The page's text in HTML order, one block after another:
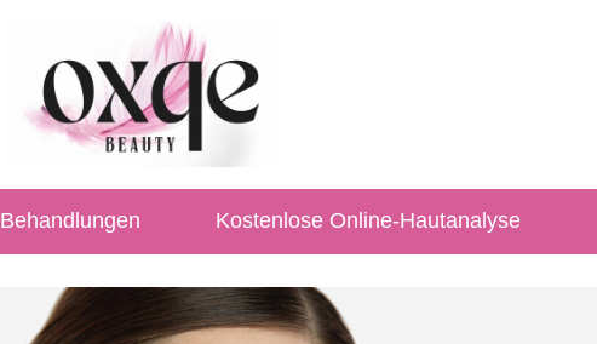
Behandlungen Kostenlose Online-Hautanalyse